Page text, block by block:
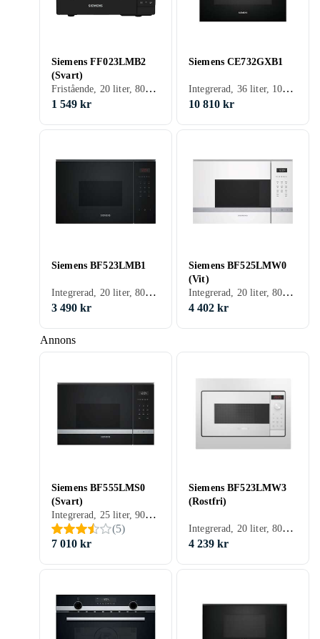
Annons
Siemens FF023LMB2
(Svart)
Fristående, 20 liter, 800 W
1 549 kr
Siemens CE732GXB1
Integrerad, 36 liter, 1000 W, Grillfunktion
10 810 kr
Siemens BF523LMB1
Integrerad, 20 liter, 800 W
3 490 kr
Siemens BF525LMW0
(Vit)
Integrerad, 20 liter, 800 W
4 402 kr
Siemens BF555LMS0
(Svart)
Integrerad, 25 liter, 900 W, Grillfunktion
(5)
7 010 kr
Siemens BF523LMW3
(Rostfri)
Integrerad, 20 liter, 800 W
4 239 kr